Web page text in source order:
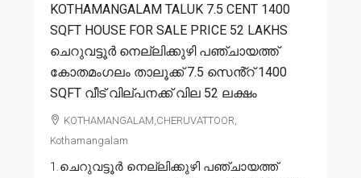
KOTHAMANGALAM TALUK 7.5 CENT 1400
SQFT HOUSE FOR SALE PRICE 52 LAKHS
ചെറുവട്ടൂർ നെല്ലിക്കുഴി പഞ്ചായത്ത്
കോതമംഗലം താലൂക്ക് 7.5 സെൻ്റ് 1400
SQFT വീട് വില്പനക്ക് വില 52 ലക്ഷം
KOTHAMANGALAM,CHERUVATTOOR,
Kothamangalam
1.ചെറുവട്ടൂർ നെല്ലിക്കുഴി പഞ്ചായത്ത്